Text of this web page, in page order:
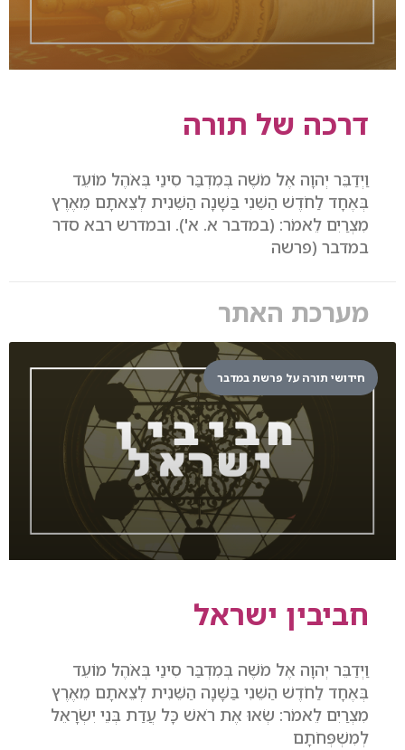
דרכה של תורה
וַיְדַבֵּר יְהוָה אֶל מֹשֶׁה בְּמִדְבַּר סִינַי בְּאֹהֶל מוֹעֵד
בְּאֶחָד לַחֹדֶשׁ הַשֵּׁנִי בַּשָּׁנָה הַשֵּׁנִית לְצֵאתָם מֵאֶרֶץ
מִצְרַיִם לֵאמֹר: (במדבר א. א'). ובמדרש רבא סדר
במדבר (פרשה
מערכת האתר
חידושי תורה על פרשת במדבר
חביבין ישראל
וַיְדַבֵּר יְהוָה אֶל מֹשֶׁה בְּמִדְבַּר סִינַי בְּאֹהֶל מוֹעֵד
בְּאֶחָד לַחֹדֶשׁ הַשֵּׁנִי בַּשָּׁנָה הַשֵּׁנִית לְצֵאתָם מֵאֶרֶץ
מִצְרַיִם לֵאמֹר: שְׂאוּ אֶת רֹאשׁ כָּל עֲדַת בְּנֵי יִשְׂרָאֵל
לְמִשְׁפְּחֹתָם